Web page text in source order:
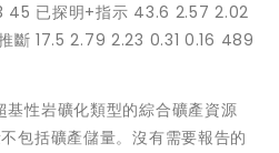
已探明+指示 43.6 2.57 2.02
斷 17.5 2.79 2.23 0.31 0.16 489
基性岩礦化類型的綜合礦產資源
包括礦產儲量。沒有需要報告的